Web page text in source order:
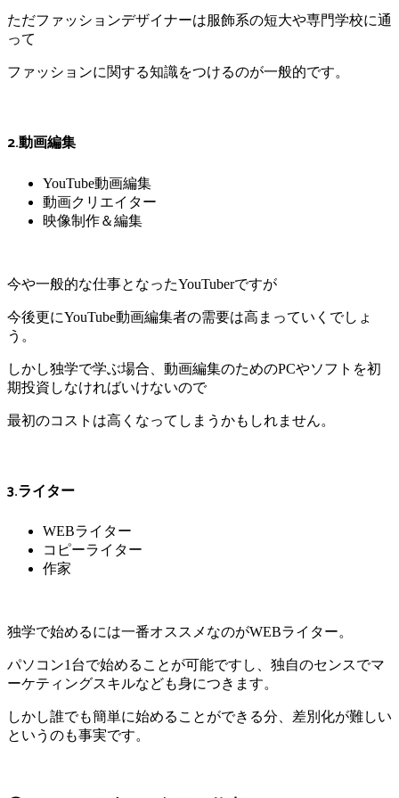
ただファッションデザイナーは服飾系の短大や専門学校に通
って
ファッションに関する知識をつけるのが一般的です。
2.動画編集
YouTube動画編集
動画クリエイター
映像制作＆編集
今や一般的な仕事となったYouTuberですが
今後更にYouTube動画編集者の需要は高まっていくでしょ
う。
しかし独学で学ぶ場合、動画編集のためのPCやソフトを初
期投資しなければいけないので
最初のコストは高くなってしまうかもしれません。
3.ライター
WEBライター
コピーライター
作家
独学で始めるには一番オススメなのがWEBライター。
パソコン1台で始めることが可能ですし、独自のセンスでマ
ーケティングスキルなども身につきます。
しかし誰でも簡単に始めることができる分、差別化が難しい
というのも事実です。